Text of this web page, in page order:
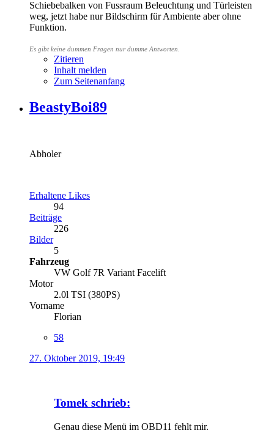
Schiebebalken von Fussraum Beleuchtung und Türleisten
weg, jetzt habe nur Bildschirm für Ambiente aber ohne
Funktion.
Es gibt keine dummen Fragen nur dumme Antworten.
Zitieren
Inhalt melden
Zum Seitenanfang
BeastyBoi89
Abholer
Erhaltene Likes
94
Beiträge
226
Bilder
5
Fahrzeug
VW Golf 7R Variant Facelift
Motor
2.0l TSI (380PS)
Vorname
Florian
58
27. Oktober 2019, 19:49
Tomek schrieb:
Genau diese Menü im OBD11 fehlt mir.